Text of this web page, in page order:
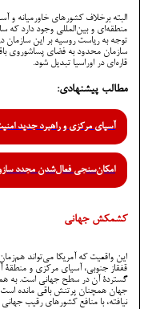
البته برخلاف کشورهای خاورمیانه و
منطقه‌ای و بین‌المللی وجود دارد که
توجه به ریاست روسیه بر این سازمان
سازمان محدود به فضای پساشوروی
قاره‌ای در اوراسیا تبدیل شود.
مطالب پیشنهادی:
آسیای مرکزی و راهبرد جدید
امکان‌سنجی فعال‌شدن مجدد
کشمکش جهانی
این واقعیت که آمریکا می‌تواند هم‌زمان
قفقاز جنوبی، آسیای مرکزی و منطقۀ
گستردۀ آن در سطح جهانی است. به
جهان همچنان پرتنش باقی مانده
نیافته، با منافع کشورهای رقیب